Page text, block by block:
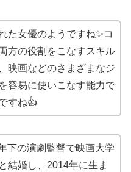
た女優のようですね✨コ
方の役割をこなすスキル
映画などのさまざまなジ
容易に使いこなす能力で
すね👍
下の演劇監督で映画大学
結婚し、2014年に生ま